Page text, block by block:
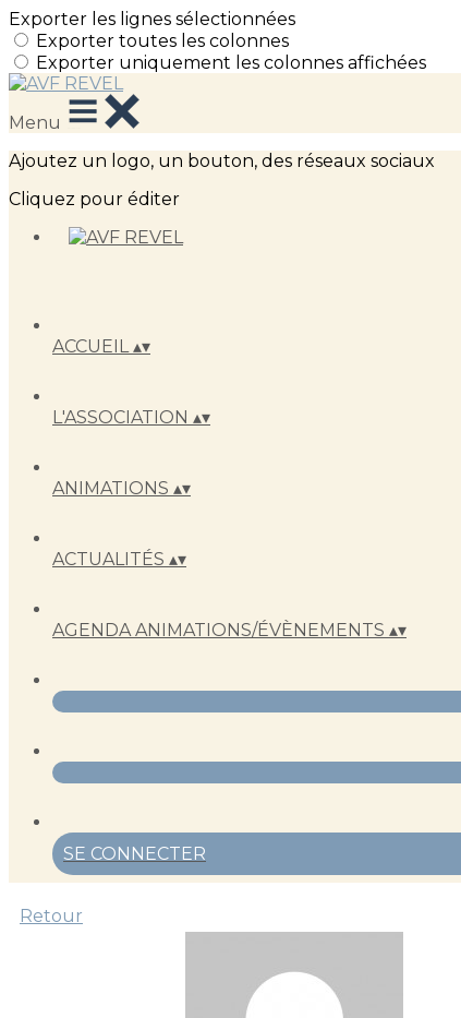
Exporter les lignes sélectionnées
Exporter toutes les colonnes
Exporter uniquement les colonnes affichées
Menu
Ajoutez un logo, un bouton, des réseaux sociaux
Cliquez pour éditer
ACCUEIL▴▾
L'ASSOCIATION ▴▾
ANIMATIONS ▴▾
ACTUALITÉS ▴▾
AGENDA ANIMATIONS/ÉVÈNEMENTS ▴▾
SE CONNECTER
Retour